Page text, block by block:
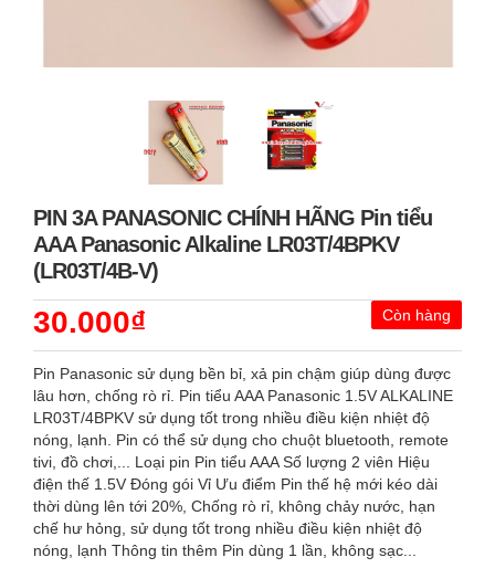
PIN 3A PANASONIC CHÍNH HÃNG Pin tiểu
AAA Panasonic Alkaline LR03T/4BPKV
(LR03T/4B-V)
Còn hàng
30.000₫
Pin Panasonic sử dụng bền bỉ, xả pin chậm giúp dùng được
lâu hơn, chống rò rỉ. Pin tiểu AAA Panasonic 1.5V ALKALINE
LR03T/4BPKV sử dụng tốt trong nhiều điều kiện nhiệt độ
nóng, lạnh. Pin có thể sử dụng cho chuột bluetooth, remote
tivi, đồ chơi,... Loại pin Pin tiểu AAA Số lượng 2 viên Hiệu
điện thế 1.5V Đóng gói Vỉ Ưu điểm Pin thế hệ mới kéo dài
thời dùng lên tới 20%, Chống rò rỉ, không chảy nước, hạn
chế hư hỏng, sử dụng tốt trong nhiều điều kiện nhiệt độ
nóng, lạnh Thông tin thêm Pin dùng 1 lần, không sạc...